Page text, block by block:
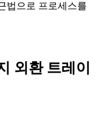
법으로 프로세스를
외환 트레이